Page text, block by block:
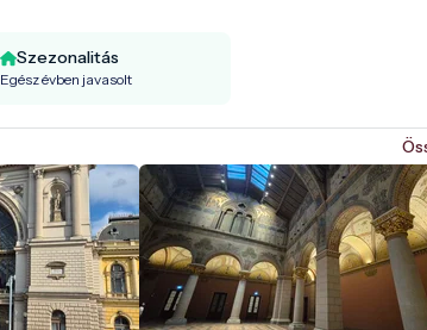
Szezonalitás
Egész évben javasolt